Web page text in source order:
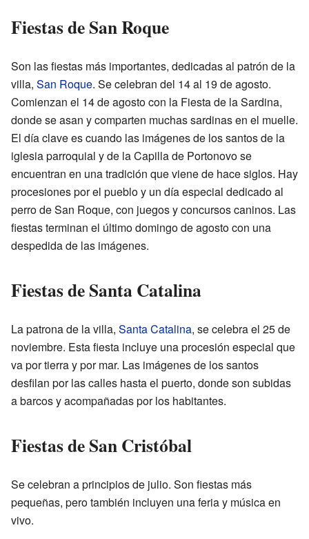
Fiestas de San Roque
Son las fiestas más importantes, dedicadas al patrón de la
villa, San Roque. Se celebran del 14 al 19 de agosto.
Comienzan el 14 de agosto con la Fiesta de la Sardina,
donde se asan y comparten muchas sardinas en el muelle.
El día clave es cuando las imágenes de los santos de la
iglesia parroquial y de la Capilla de Portonovo se
encuentran en una tradición que viene de hace siglos. Hay
procesiones por el pueblo y un día especial dedicado al
perro de San Roque, con juegos y concursos caninos. Las
fiestas terminan el último domingo de agosto con una
despedida de las imágenes.
Fiestas de Santa Catalina
La patrona de la villa, Santa Catalina, se celebra el 25 de
noviembre. Esta fiesta incluye una procesión especial que
va por tierra y por mar. Las imágenes de los santos
desfilan por las calles hasta el puerto, donde son subidas
a barcos y acompañadas por los habitantes.
Fiestas de San Cristóbal
Se celebran a principios de julio. Son fiestas más
pequeñas, pero también incluyen una feria y música en
vivo.